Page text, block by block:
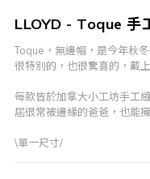
LLOYD - Toque 手
Toque，無邊帽，是今年秋
很特別的，也很驚喜的，戴
每款皆於加拿大小工坊手工
屆很常被邊緣的爸爸，也能
\單一尺寸/